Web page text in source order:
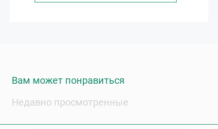
Вам может понравиться
Недавно просмотренные